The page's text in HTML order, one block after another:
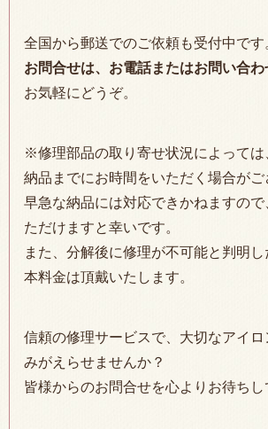
全国から郵送でのご依頼も受付中です
お問合せは、お電話またはお問い合わ
お気軽にどうぞ。
※修理部品の取り寄せ状況によっては
納品までにお時間をいただく場合がご
早急な納品には対応できかねますの
ただけますと幸いです。
また、分解後に修理が不可能と判明
本料金は頂戴いたします。
信頼の修理サービスで、大切なアイロ
みがえらせませんか？
皆様からのお問合せを心よりお待ちし